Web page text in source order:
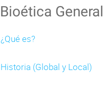
Bioética General
¿Qué es?
Historia (Global y Local)